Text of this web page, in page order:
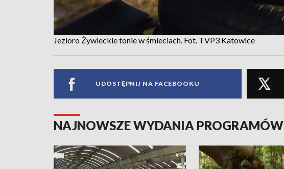
Jezioro Żywieckie tonie w śmieciach. Fot. TVP3 Katowice
UDOSTĘPNIJ NA FACEBOOKU
NAJNOWSZE WYDANIA PROGRAMÓW